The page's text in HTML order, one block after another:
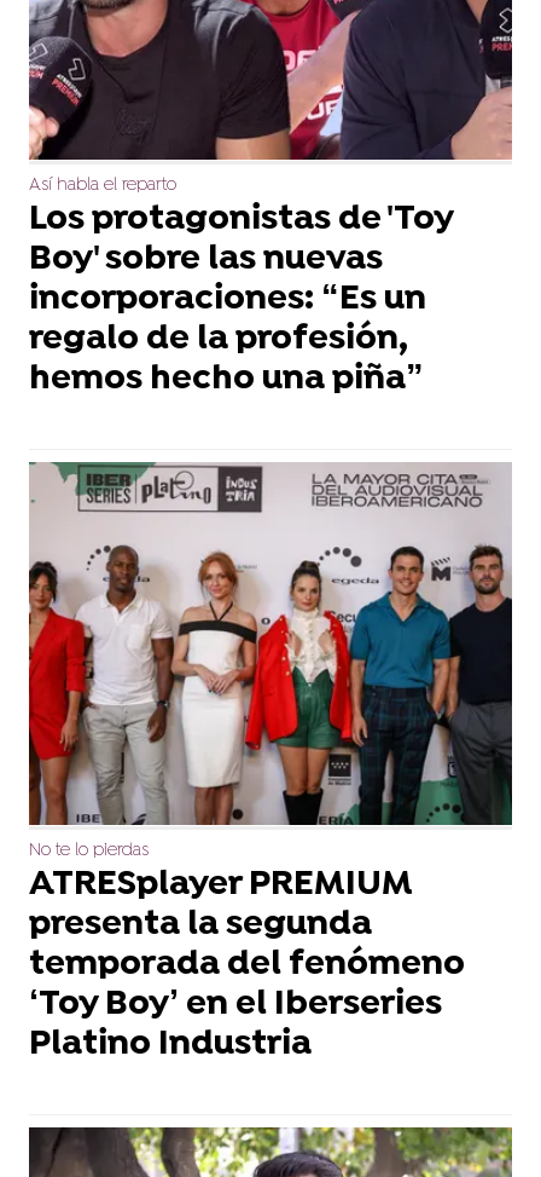
Así habla el reparto
Los protagonistas de 'Toy
Boy' sobre las nuevas
incorporaciones: “Es un
regalo de la profesión,
hemos hecho una piña”
No te lo pierdas
ATRESplayer PREMIUM
presenta la segunda
temporada del fenómeno
‘Toy Boy’ en el Iberseries
Platino Industria